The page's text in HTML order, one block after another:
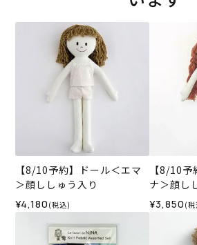
【8/10予約】ドール＜エマ
＞顔ししゅう入り
¥4,180 (税込)
【8/10
ナ＞顔し
¥3,850 (税